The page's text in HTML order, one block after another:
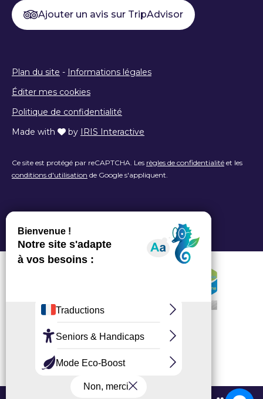
Ajouter un avis sur TripAdvisor
Plan du site - Informations légales
Éditer mes cookies
Politique de confidentialité
Made with
by IRIS Interactive
Ce site est protégé par reCAPTCHA. Les règles de confidentialité et les
conditions d'utilisation de Google s'appliquent.